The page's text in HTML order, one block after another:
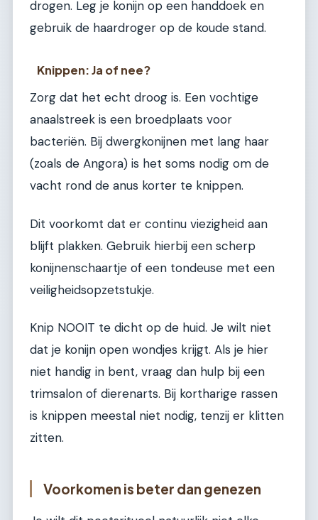
drogen. Leg je konijn op een handdoek en
gebruik de haardroger op de koude stand.
Knippen: Ja of nee?
Zorg dat het echt droog is. Een vochtige
anaalstreek is een broedplaats voor
bacteriën. Bij dwergkonijnen met lang haar
(zoals de Angora) is het soms nodig om de
vacht rond de anus korter te knippen.
Dit voorkomt dat er continu viezigheid aan
blijft plakken. Gebruik hierbij een scherp
konijnenschaartje of een tondeuse met een
veiligheidsopzetstukje.
Knip NOOIT te dicht op de huid. Je wilt niet
dat je konijn open wondjes krijgt. Als je hier
niet handig in bent, vraag dan hulp bij een
trimsalon of dierenarts. Bij kortharige rassen
is knippen meestal niet nodig, tenzij er klitten
zitten.
Voorkomen is beter dan genezen